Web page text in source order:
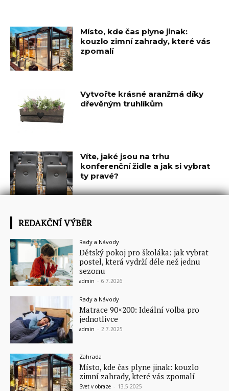
Místo, kde čas plyne jinak:
kouzlo zimní zahrady, které vás
zpomalí
Vytvořte krásné aranžmá díky
dřevěným truhlíkům
Víte, jaké jsou na trhu
konferenční židle a jak si vybrat
ty pravé?
REDAKČNÍ VÝBĚR
Rady a Návody
Dětský pokoj pro školáka: jak vybrat
postel, která vydrží déle než jednu
sezonu
admin - 6.7.2026
Rady a Návody
Matrace 90×200: Ideální volba pro
jednotlivce
admin - 2.7.2025
Zahrada
Místo, kde čas plyne jinak: kouzlo
zimní zahrady, které vás zpomalí
Svet v obraze - 13.5.2025